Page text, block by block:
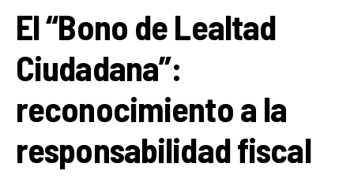
El “Bono de Lealtad
Ciudadana”:
reconocimiento a la
responsabilidad fiscal